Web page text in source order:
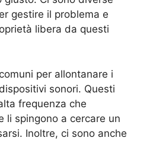
gestire il problema e
libera da questi
per allontanare i
sonori. Questi
frequenza che
li spingono a cercare un
Inoltre, ci sono anche